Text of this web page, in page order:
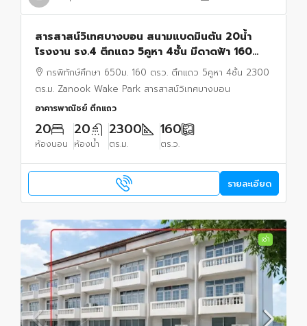
สารสาสน์วิเทศบางบอน สนามแบดมินตัน 20น้ำ
โรงงาน รง.4 ตึกแถว 5คูหา 4ชั้น มีดาดฟ้า 160
ตรว. 2300 ตร.ม. 25แอร์ กรพิทักษ์ศึกษา Zanook
Wake Park
กรพิทักษ์ศึกษา 650ม. 160 ตรว. ตึกแถว 5คูหา 4ชั้น 2300
ตร.ม. Zanook Wake Park สารสาสน์วิเทศบางบอน
อาคารพาณิชย์ ตึกแถว
20
ห้องนอน
20
ห้องน้ำ
2300
ตร.ม.
160
ตร.ว.
รายละเอียด
เช่า